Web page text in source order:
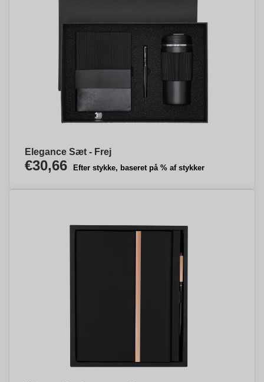
Elegance Sæt - Frej
€30,66 Efter stykke, baseret på % af stykker